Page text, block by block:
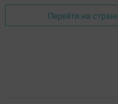
Перейти на